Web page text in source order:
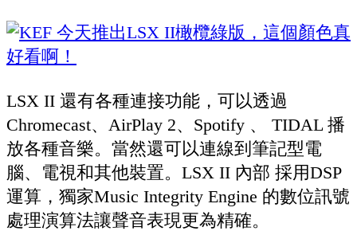
LSX II 還有各種連接功能，可以透過
Chromecast、AirPlay 2、Spotify 、 TIDAL 播
放各種音樂。當然還可以連線到筆記型電
腦、電視和其他裝置。LSX II 內部 採用DSP
運算，獨家Music Integrity Engine 的數位訊號
處理演算法讓聲音表現更為精確。